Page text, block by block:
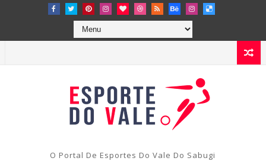
O Portal De Esportes Do Vale Do Sabugi